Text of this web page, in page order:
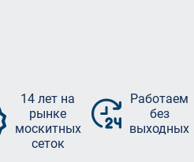
14 лет на
рынке
москитных
сеток
Работаем
без
выходных